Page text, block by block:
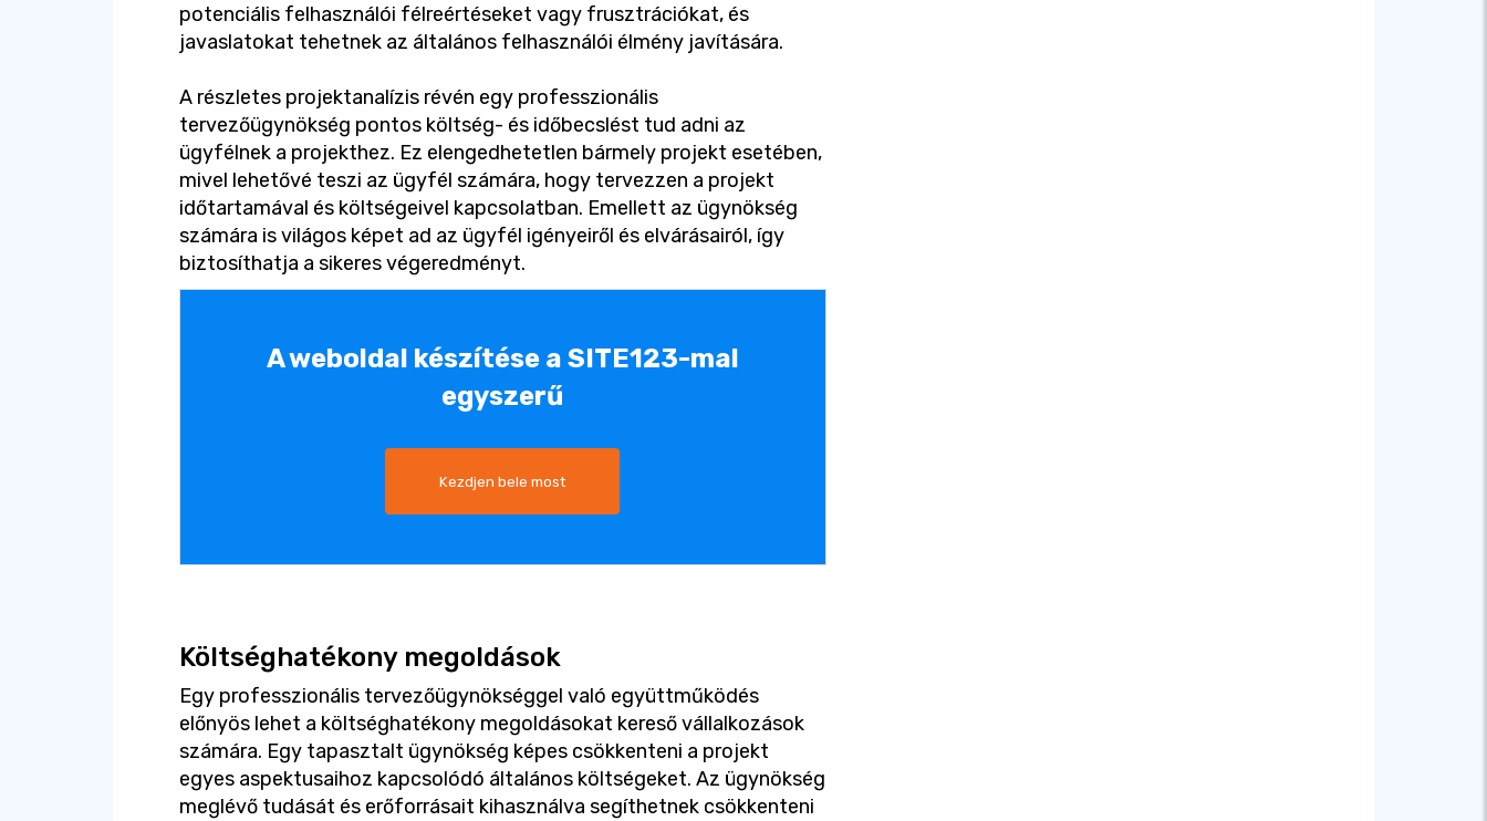
potenciális felhasználói félreértéseket vagy frusztrációkat, és
javaslatokat tehetnek az általános felhasználói élmény javítására.
A részletes projektanalízis révén egy professzionális
tervezőügynökség pontos költség- és időbecslést tud adni az
ügyfélnek a projekthez. Ez elengedhetetlen bármely projekt esetében,
mivel lehetővé teszi az ügyfél számára, hogy tervezzen a projekt
időtartamával és költségeivel kapcsolatban. Emellett az ügynökség
számára is világos képet ad az ügyfél igényeiről és elvárásairól, így
biztosíthatja a sikeres végeredményt.
A weboldal készítése a SITE123-mal
egyszerű
Kezdjen bele most
Költséghatékony megoldások
Egy professzionális tervezőügynökséggel való együttműködés
előnyös lehet a költséghatékony megoldásokat kereső vállalkozások
számára. Egy tapasztalt ügynökség képes csökkenteni a projekt
egyes aspektusaihoz kapcsolódó általános költségeket. Az ügynökség
meglévő tudását és erőforrásait kihasználva segíthetnek csökkenteni